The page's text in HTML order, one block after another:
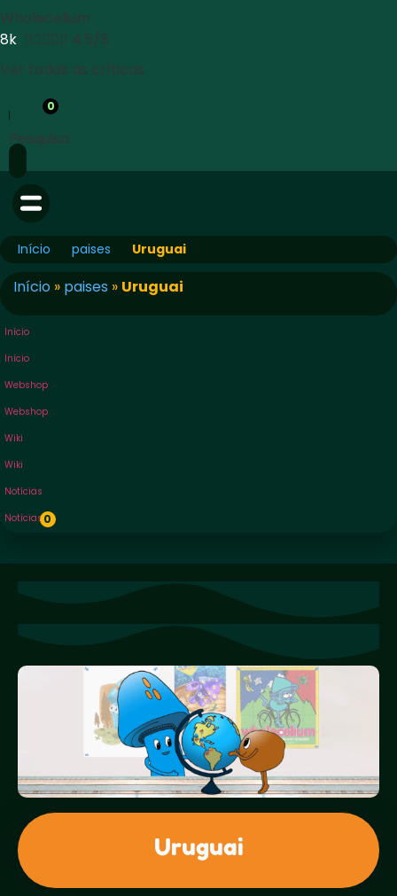
Wholecelium
8k  4.5/5
Ver todas as críticas
0
Pesquisa
Início paises Uruguai
Início » paises » Uruguai
Início
Início
Webshop
Webshop
Wiki
Wiki
Notícias
Notícias0
Uruguai